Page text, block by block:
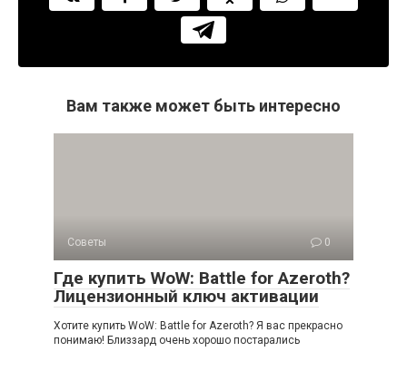
Вам также может быть интересно
Советы 0
Где купить WoW: Battle for Azeroth?
Лицензионный ключ активации
Хотите купить WoW: Battle for Azeroth? Я вас прекрасно
понимаю! Близзард очень хорошо постарались